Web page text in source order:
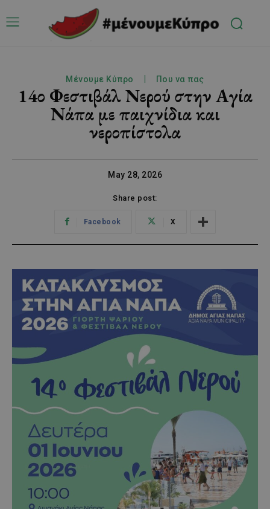
Μένουμε Κύπρο Που να πας
14ο Φεστιβάλ Νερού στην Αγία
Νάπα με παιχνίδια και
νεροπίστολα
May 28, 2026
Share post:
Facebook X